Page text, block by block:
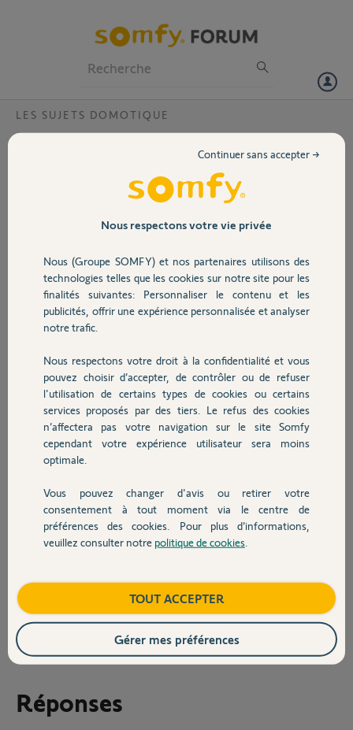
Volet
Sécurité
Domotique
Chauffage
Autres produits
Devis avec un pro
Contact
LES SUJETS DOMOTIQUE
Thermostat connecté v2 - absence de
puis l'avons associé à notre Tahoma Switch.
Nous souhaitons récupérer les informations de
température et d'humidité afin de les intégrer
avec des données d'autres capteur dans divers
extérieur dépasse une certaine valeur)
Cependant aucune données ne remonte (voir la
capture d'écran).
1) Ces données remontent t'elles normalement du thermostat à
tahoma?
2) Y'a t'il une autre manipulation qu'un ajout du thermostat via
du thermostat?
Merci d'avance,
Nicolas
Flo et Nico
il y a plus de 4 ans
Réponses
Nous respectons votre vie privée
Nous (Groupe SOMFY) et nos partenaires utilisons des
technologies telles que les cookies sur notre site pour les
finalités suivantes: Personnaliser le contenu et les
publicités, offrir une expérience personnalisée et analyser
notre trafic.
Nous respectons votre droit à la confidentialité et vous
pouvez choisir d’accepter, de contrôler ou de refuser
l'utilisation de certains types de cookies ou certains
services proposés par des tiers. Le refus des cookies
n’affectera pas votre navigation sur le site Somfy
cependant votre expérience utilisateur sera moins
optimale.
Vous pouvez changer d'avis ou retirer votre
consentement à tout moment via le centre de
préférences des cookies. Pour plus d’informations,
veuillez consulter notre politique de cookies
Continuer sans accepter →
TOUT ACCEPTER
Gérer mes préférences